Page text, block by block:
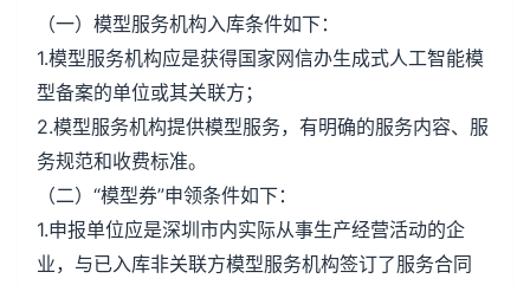
（一）模型服务机构入库条件如下：
1.模型服务机构应是获得国家网信办生成式人工智能模
型备案的单位或其关联方；
2.模型服务机构提供模型服务，有明确的服务内容、服
务规范和收费标准。
（二）“模型券”申领条件如下：
1.申报单位应是深圳市内实际从事生产经营活动的企
业，与已入库非关联方模型服务机构签订了服务合同